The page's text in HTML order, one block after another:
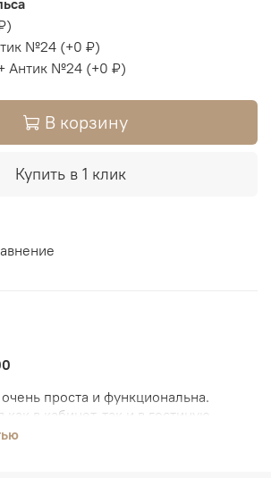
)
№24 (+0 ₽)
Антик №24 (+0 ₽)
В корзину
Купить в 1 клик
проста и функциональна.
в кабинет, так и в гостиную